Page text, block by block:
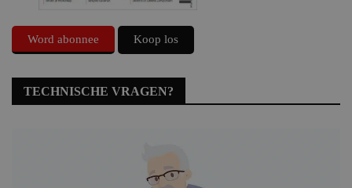
Word abonnee Koop los
TECHNISCHE VRAGEN?